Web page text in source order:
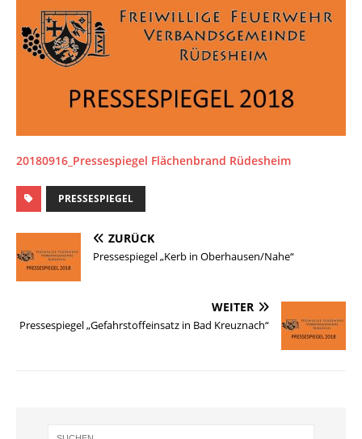
20180916_Pressespiegel Flächenbrand Rüdesheim
PRESSESPIEGEL
ZURÜCK
Pressespiegel „Kerb in Oberhausen/Nahe“
WEITER
Pressespiegel „Gefahrstoffeinsatz in Bad Kreuznach“